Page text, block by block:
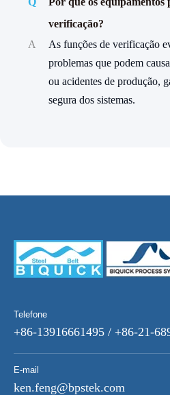
verificação?
A
As funções de verificação
problemas que podem
ou acidentes de produção,
segura dos sistemas.
Telefone
+86-13916661495 / +86-21-
E-mail
ken.feng@bpstek.com